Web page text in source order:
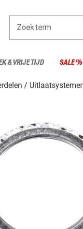
Zoekterm
& VRIJE TIJD SALE %